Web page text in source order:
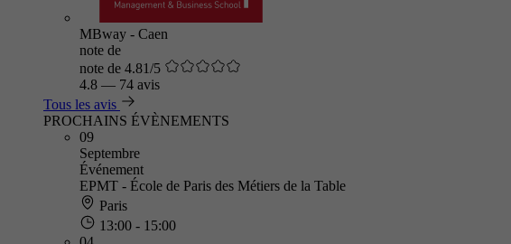
MBway - Caen
note de
note de 4.81/5
4.8 — 74 avis
Tous les avis
PROCHAINS ÉVÈNEMENTS
09
Septembre
Événement
EPMT - École de Paris des Métiers de la Table
Paris
13:00 - 15:00